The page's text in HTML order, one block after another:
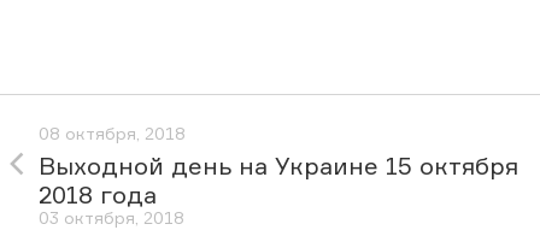
08 октября, 2018
Выходной день на Украине 15 октября
2018 года
03 октября, 2018